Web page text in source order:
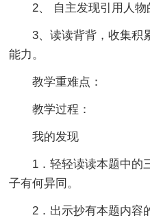
2、 自主发现引用人物
3、读读背背，收集积
能力。
教学重难点：
教学过程：
我的发现
1．轻轻读读本题中的
子有何异同。
2．出示抄有本题内容